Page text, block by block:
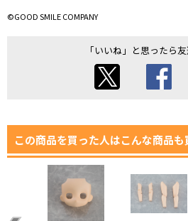
©GOOD SMILE COMPANY
「いいね」と思ったら
この商品を買った人はこんな商品